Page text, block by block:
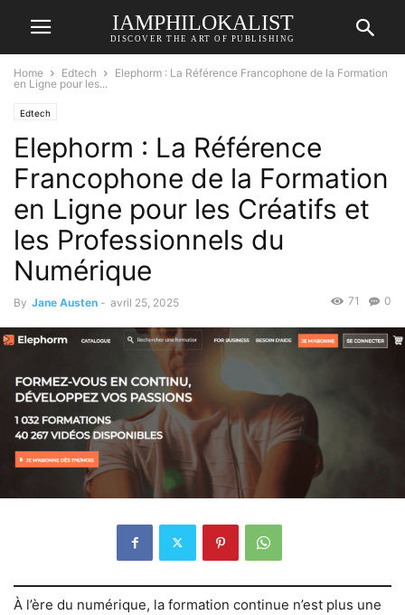
IAMPHILOKALIST
DISCOVER THE ART OF PUBLISHING
Home Edtech
Elephorm : La Référence Francophone de la Formation
en Ligne pour les...
Edtech
Elephorm : La Référence
Francophone de la Formation
en Ligne pour les Créatifs et
les Professionnels du
Numérique
By Jane Austen - avril 25, 2025 0
71
À l’ère du numérique, la formation continue n’est plus une